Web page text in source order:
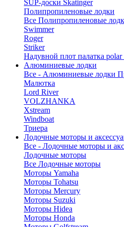
SUP-доски Skatinger
Полипропиленовые лодки
Все Полипропиленовые
Swimmer
Roger
Striker
Надувной плот палатка polar
Алюминиевые лодки
Все - Алюминиевые лодки
Малютка
Lord River
VOLZHANKA
Xstream
Windboat
Триера
Лодочные моторы и
Все - Лодочные моторы и
Лодочные моторы
Все Лодочные моторы
Моторы Yamaha
Моторы Tohatsu
Моторы Mercury
Моторы Suzuki
Моторы Hidea
Моторы Honda